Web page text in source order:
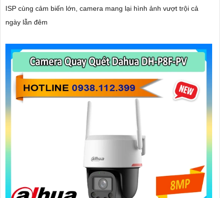
ISP cùng cảm biến lớn, camera mang lại hình ảnh vượt trội cả
ngày lẫn đêm